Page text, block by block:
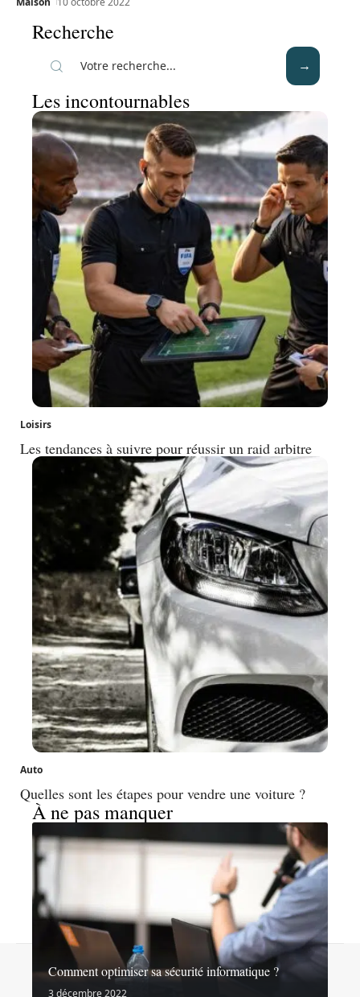
Recherche
Les incontournables
Loisirs
Les tendances à suivre pour réussir un raid arbitre
Auto
Quelles sont les étapes pour vendre une voiture ?
À ne pas manquer
Comment optimiser sa sécurité informatique ?
3 décembre 2022© 2026 | noslibertes.org
Mentions légales Sitemap